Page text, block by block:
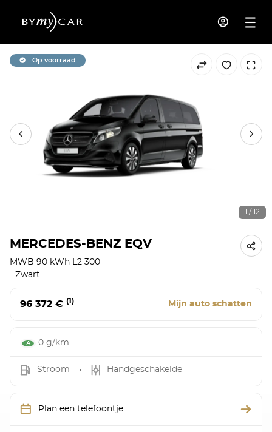
Op voorraad
1 / 12
MERCEDES-BENZ EQV
MWB 90 kWh L2 300
- Zwart
96 372 € (1) Mijn auto schatten
0 g/km
Stroom Handgeschakelde
Plan een telefoontje